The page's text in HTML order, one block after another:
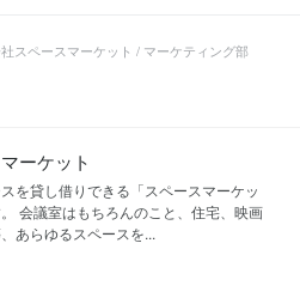
スペースマーケット / マーケティング部
ーケット
を貸し借りできる「スペースマーケッ
会議室はもちろんのこと、住宅、映画
あらゆるスペースを...